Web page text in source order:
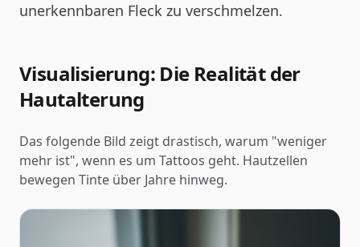
unerkennbaren Fleck zu verschmelzen.
Visualisierung: Die Realität der
Hautalterung
Das folgende Bild zeigt drastisch, warum "weniger
mehr ist", wenn es um Tattoos geht. Hautzellen
bewegen Tinte über Jahre hinweg.